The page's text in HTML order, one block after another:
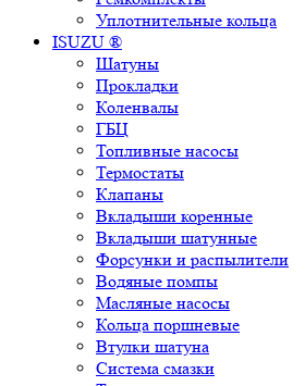
Уплотнительные кольца
ISUZU ®
Шатуны
Прокладки
Коленвалы
ГБЦ
Топливные насосы
Термостаты
Клапаны
Вкладыши коренные
Вкладыши шатунные
Форсунки и распылители
Водяные помпы
Масляные насосы
Кольца поршневые
Втулки шатуна
Система смазки